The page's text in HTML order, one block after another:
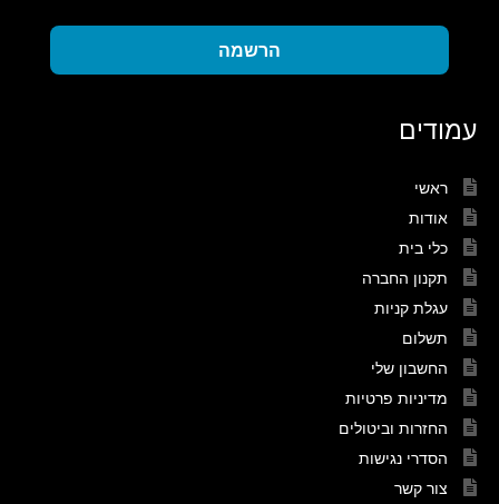
הרשמה
עמודים
ראשי
אודות
כלי בית
תקנון החברה
עגלת קניות
תשלום
החשבון שלי
מדיניות פרטיות
החזרות וביטולים
הסדרי נגישות
צור קשר